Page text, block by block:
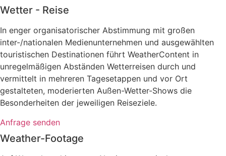
Wetter - Reise
In enger organisatorischer Abstimmung mit großen
inter-/nationalen Medienunternehmen und ausgewählten
touristischen Destinationen führt WeatherContent in
unregelmäßigen Abständen Wetterreisen durch und
vermittelt in mehreren Tagesetappen und vor Ort
gestalteten, moderierten Außen-Wetter-Shows die
Besonderheiten der jeweiligen Reiseziele.
Anfrage senden
Weather-Footage